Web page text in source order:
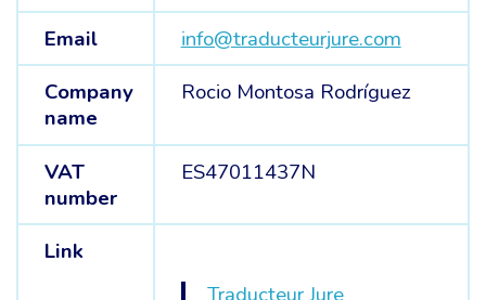
Email
info@traducteurjure.com
Company
name
Rocio Montosa Rodríguez
VAT
number
ES47011437N
Link